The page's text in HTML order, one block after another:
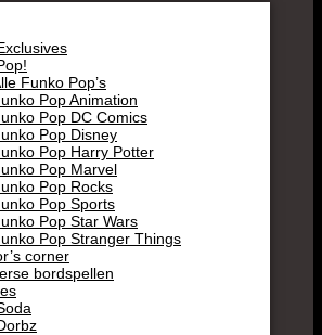
Funko Pop’s
Pop Animation
Pop DC Comics
Pop Disney
Pop Harry Potter
Pop Marvel
Pop Rocks
Pop Sports
Pop Star Wars
Pop Stranger Things
corner
bordspellen